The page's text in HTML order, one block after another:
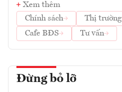
Xem thêm
Chính sách
Thị trường
Cafe BĐS
Tư vấn
Đừng bỏ lỡ